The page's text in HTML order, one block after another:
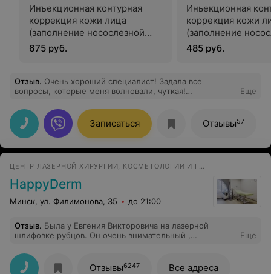
Инъекционная контурная
коррекция кожи лица
(заполнение носослезной
борозды) Teosyal PureSense
Redensity II (1 мл)
675 руб.
Иньекционная
коррекция кожи
(заполнение
борозды) Stylage
485 руб.
Отзыв. Очень хороший специалист! Задала все
вопросы, которые меня волновали, чуткая!
Еще
Записаться Отзывы57
ЦЕНТР ЛАЗЕРНОЙ ХИРУРГИИ, КОСМЕТОЛОГИИ И ГИНЕКОЛОГИИ
HappyDerm
Минск, ул. Филимонова, 35 до 21:00
Отзыв. Была у Евгения Викторовича на лазерной
шлифовке рубцов. Он очень внимательный ,
Еще
Отзывы6247 Все адреса